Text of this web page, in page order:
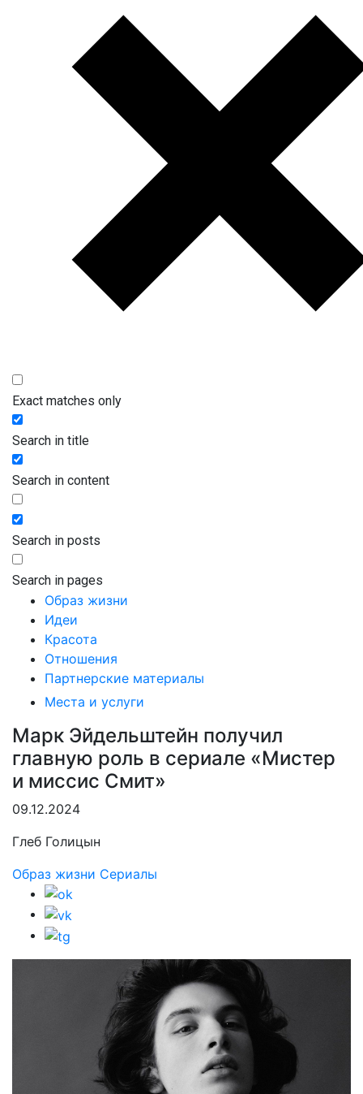
Exact matches only
Search in title
Search in content
Search in posts
Search in pages
Образ жизни
Идеи
Красота
Отношения
Партнерские материалы
Места и услуги
Марк Эйдельштейн получил
главную роль в сериале «Мистер
и миссис Смит»
09.12.2024
Глеб Голицын
Образ жизни Сериалы